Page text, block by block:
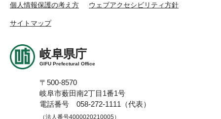
個人情報保護の考え方 ウェブアクセシビリティ方針
サイトマップ
岐阜県庁
GIFU Prefectural Office
〒500-8570
岐阜市薮田南2丁目1番1号
電話番号 058-272-1111（代表）
（法人番号4000020210005）